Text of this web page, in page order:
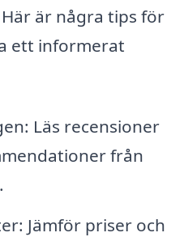
är några tips för
ett informerat
Läs recensioner
från
Jämför priser och